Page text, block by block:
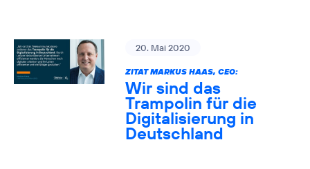
20. Mai 2020
ZITAT MARKUS HAAS, CEO:
Wir sind das
Trampolin für die
Digitalisierung in
Deutschland